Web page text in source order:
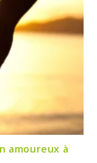
amoureux à